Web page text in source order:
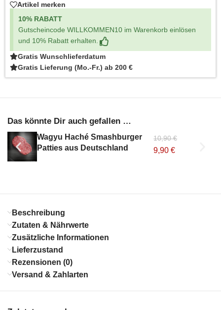
Artikel merken
10% RABATT
Gutscheincode WILLKOMMEN10 im Warenkorb einlösen
und 10% Rabatt erhalten.
Gratis Wunschlieferdatum
Gratis Lieferung (Mo.-Fr.) ab 200 €
Das könnte Dir auch gefallen …
Wagyu Haché Smashburger
Patties aus Deutschland
10,90€
9,90€
Beschreibung
Zutaten & Nährwerte
Zusätzliche Informationen
Lieferzustand
Rezensionen (0)
Versand & Zahlarten